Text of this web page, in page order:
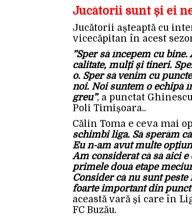
Jucătorii sunt și ei
Jucătorii așteaptă cu
vicecăpitan în acest
”Sper să începem cu
calitate, mulți și tineri.
o. Sper să venim cu
noi. Noi suntem o echipă
greu”, a punctat
Poli Timișoara..
Călin Toma e ceva mai
schimbi liga. Să sperăm
Eu n-am avut multe
Am considerat că să aici
primele două etape
Consider că nu sunt
foarte important din
această vară și care în
FC Buzău.